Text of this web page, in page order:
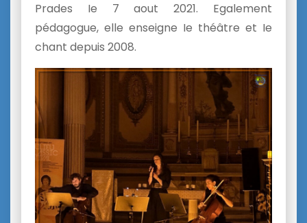
Prades Ie 7 aout 2021. Egalement
pédagogue, elle enseigne Ie théâtre et Ie
chant depuis 2008.